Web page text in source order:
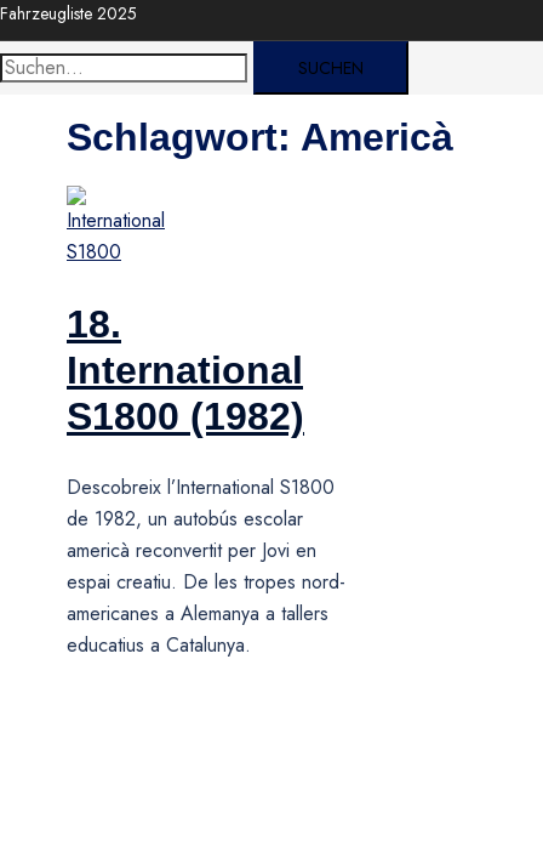
Fahrzeugliste 2025
Suche
Schlagwort: Americà
18.
International
S1800 (1982)
Descobreix l’International S1800
de 1982, un autobús escolar
americà reconvertit per Jovi en
espai creatiu. De les tropes nord-
americanes a Alemanya a tallers
educatius a Catalunya.